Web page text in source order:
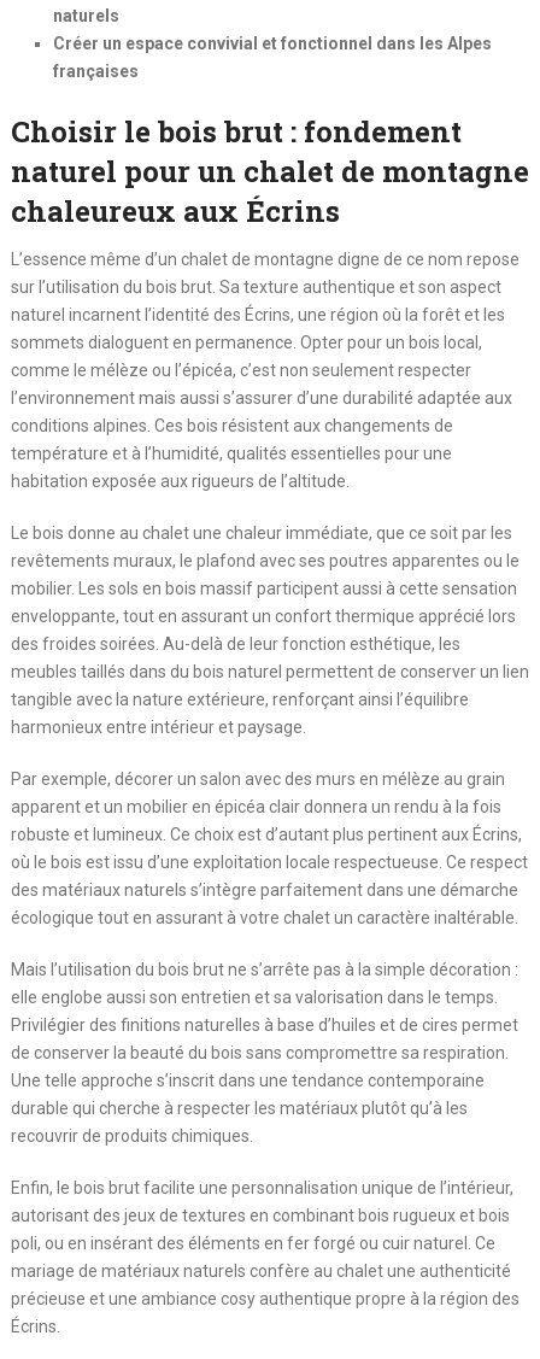
naturels
Créer un espace convivial et fonctionnel dans les Alpes
françaises
Choisir le bois brut : fondement
naturel pour un chalet de montagne
chaleureux aux Écrins
L’essence même d’un chalet de montagne digne de ce nom repose
sur l’utilisation du bois brut. Sa texture authentique et son aspect
naturel incarnent l’identité des Écrins, une région où la forêt et les
sommets dialoguent en permanence. Opter pour un bois local,
comme le mélèze ou l’épicéa, c’est non seulement respecter
l’environnement mais aussi s’assurer d’une durabilité adaptée aux
conditions alpines. Ces bois résistent aux changements de
température et à l’humidité, qualités essentielles pour une
habitation exposée aux rigueurs de l’altitude.
Le bois donne au chalet une chaleur immédiate, que ce soit par les
revêtements muraux, le plafond avec ses poutres apparentes ou le
mobilier. Les sols en bois massif participent aussi à cette sensation
enveloppante, tout en assurant un confort thermique apprécié lors
des froides soirées. Au-delà de leur fonction esthétique, les
meubles taillés dans du bois naturel permettent de conserver un lien
tangible avec la nature extérieure, renforçant ainsi l’équilibre
harmonieux entre intérieur et paysage.
Par exemple, décorer un salon avec des murs en mélèze au grain
apparent et un mobilier en épicéa clair donnera un rendu à la fois
robuste et lumineux. Ce choix est d’autant plus pertinent aux Écrins,
où le bois est issu d’une exploitation locale respectueuse. Ce respect
des matériaux naturels s’intègre parfaitement dans une démarche
écologique tout en assurant à votre chalet un caractère inaltérable.
Mais l’utilisation du bois brut ne s’arrête pas à la simple décoration :
elle englobe aussi son entretien et sa valorisation dans le temps.
Privilégier des finitions naturelles à base d’huiles et de cires permet
de conserver la beauté du bois sans compromettre sa respiration.
Une telle approche s’inscrit dans une tendance contemporaine
durable qui cherche à respecter les matériaux plutôt qu’à les
recouvrir de produits chimiques.
Enfin, le bois brut facilite une personnalisation unique de l’intérieur,
autorisant des jeux de textures en combinant bois rugueux et bois
poli, ou en insérant des éléments en fer forgé ou cuir naturel. Ce
mariage de matériaux naturels confère au chalet une authenticité
précieuse et une ambiance cosy authentique propre à la région des
Écrins.